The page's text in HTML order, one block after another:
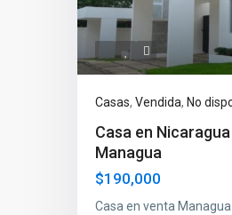
Casas, Vendida, No
Casa en
Managua
$190,000
Casa en venta